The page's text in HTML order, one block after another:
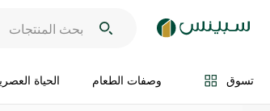
تسوق وصفات الطعام الحياة
اضف الى السلة